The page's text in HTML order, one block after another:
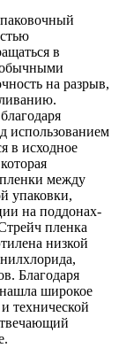
в
обычными
на разрыв,
использованием
в исходное
пленки между
упаковки,
на поддонах-
пленка
низкой
Благодаря
широкое
технической